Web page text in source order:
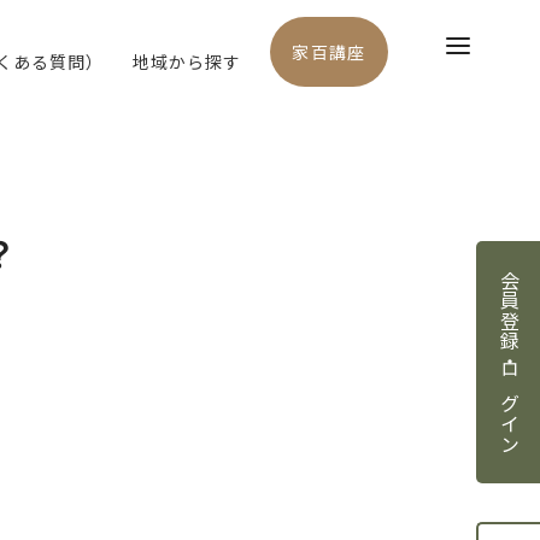
会員登録・ログイン
ある質問） 地域から探す 家百講座